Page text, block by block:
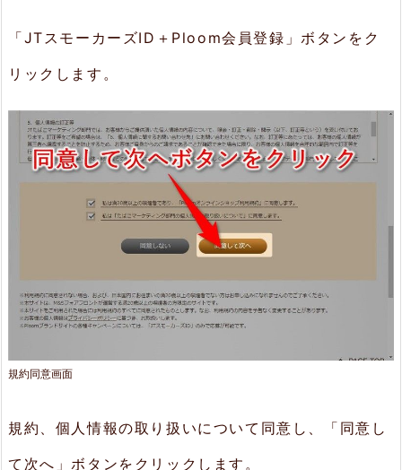
「JTスモーカーズID＋Ploom会員登録」ボタンをク
リックします。
規約同意画面
規約、個人情報の取り扱いについて同意し、「同意し
て次へ」ボタンをクリックします。